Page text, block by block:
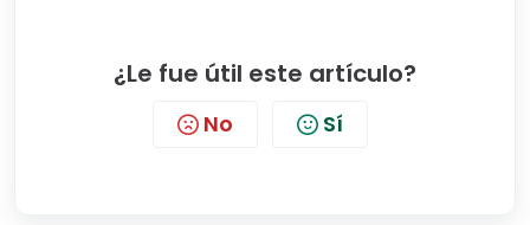
¿Le fue útil este artículo?
No Sí